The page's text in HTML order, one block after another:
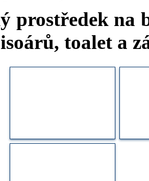
prostředek na
toalet a